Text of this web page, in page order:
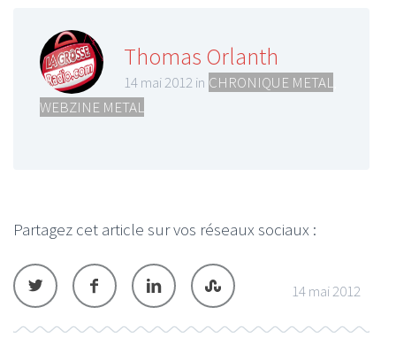
Thomas Orlanth
14 mai 2012 in CHRONIQUE METAL
WEBZINE METAL
Partagez cet article sur vos réseaux sociaux :
14 mai 2012